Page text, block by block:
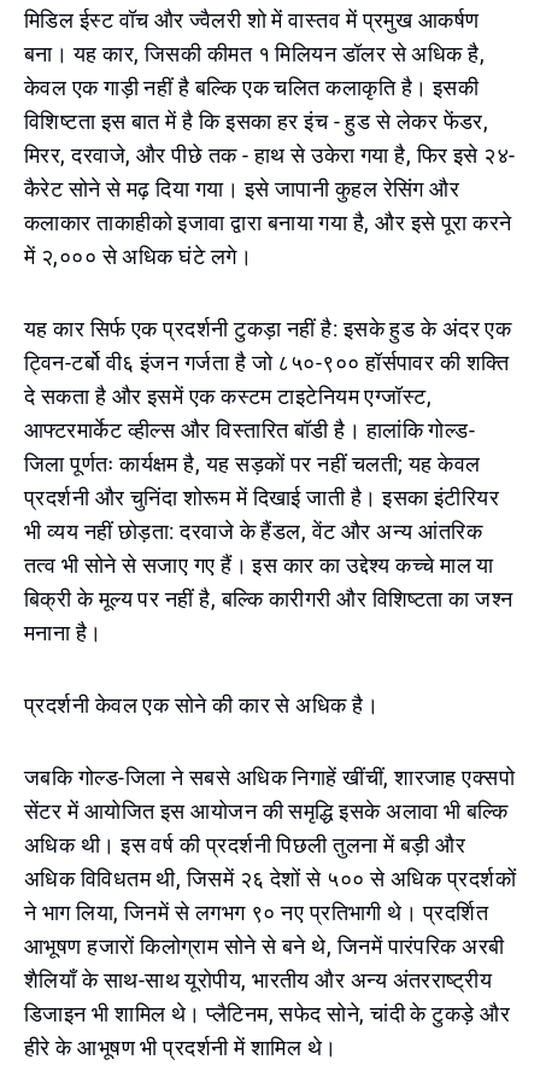
मिडिल ईस्ट वॉच और ज्वैलरी शो में वास्तव में प्रमुख आकर्षण
बना। यह कार, जिसकी कीमत १ मिलियन डॉलर से अधिक है,
केवल एक गाड़ी नहीं है बल्कि एक चलित कलाकृति है। इसकी
विशिष्टता इस बात में है कि इसका हर इंच - हुड से लेकर फेंडर,
मिरर, दरवाजे, और पीछे तक - हाथ से उकेरा गया है, फिर इसे २४-
कैरेट सोने से मढ़ दिया गया। इसे जापानी कुहल रेसिंग और
कलाकार ताकाहीको इजावा द्वारा बनाया गया है, और इसे पूरा करने
में २,००० से अधिक घंटे लगे।
यह कार सिर्फ एक प्रदर्शनी टुकड़ा नहीं है: इसके हुड के अंदर एक
ट्विन-टर्बो वी६ इंजन गर्जता है जो ८५०-९०० हॉर्सपावर की शक्ति
दे सकता है और इसमें एक कस्टम टाइटेनियम एग्जॉस्ट,
आफ्टरमार्केट व्हील्स और विस्तारित बॉडी है। हालांकि गोल्ड-
जिला पूर्णतः कार्यक्षम है, यह सड़कों पर नहीं चलती; यह केवल
प्रदर्शनी और चुनिंदा शोरूम में दिखाई जाती है। इसका इंटीरियर
भी व्यय नहीं छोड़ता: दरवाजे के हैंडल, वेंट और अन्य आंतरिक
तत्व भी सोने से सजाए गए हैं। इस कार का उद्देश्य कच्चे माल या
बिक्री के मूल्य पर नहीं है, बल्कि कारीगरी और विशिष्टता का जश्न
मनाना है।
प्रदर्शनी केवल एक सोने की कार से अधिक है।
जबकि गोल्ड-जिला ने सबसे अधिक निगाहें खींचीं, शारजाह एक्सपो
सेंटर में आयोजित इस आयोजन की समृद्धि इसके अलावा भी बल्कि
अधिक थी। इस वर्ष की प्रदर्शनी पिछली तुलना में बड़ी और
अधिक विविधतम थी, जिसमें २६ देशों से ५०० से अधिक प्रदर्शकों
ने भाग लिया, जिनमें से लगभग ९० नए प्रतिभागी थे। प्रदर्शित
आभूषण हजारों किलोग्राम सोने से बने थे, जिनमें पारंपरिक अरबी
शैलियाँ के साथ-साथ यूरोपीय, भारतीय और अन्य अंतरराष्ट्रीय
डिजाइन भी शामिल थे। प्लैटिनम, सफेद सोने, चांदी के टुकड़े और
हीरे के आभूषण भी प्रदर्शनी में शामिल थे।